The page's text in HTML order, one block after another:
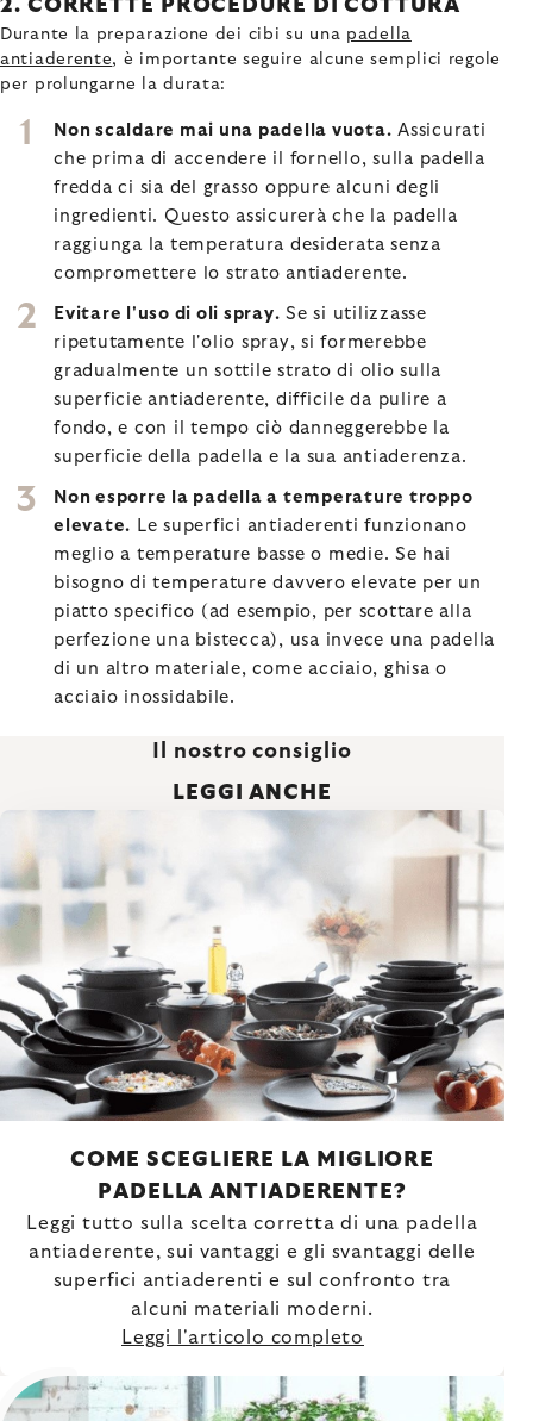
2. CORRETTE PROCEDURE DI COTTURA
Durante la preparazione dei cibi su una padella
antiaderente, è importante seguire alcune semplici regole
per prolungarne la durata:
Non scaldare mai una padella vuota. Assicurati
che prima di accendere il fornello, sulla padella
fredda ci sia del grasso oppure alcuni degli
ingredienti. Questo assicurerà che la padella
raggiunga la temperatura desiderata senza
compromettere lo strato antiaderente.
Evitare l'uso di oli spray. Se si utilizzasse
ripetutamente l'olio spray, si formerebbe
gradualmente un sottile strato di olio sulla
superficie antiaderente, difficile da pulire a
fondo, e con il tempo ciò danneggerebbe la
superficie della padella e la sua antiaderenza.
Non esporre la padella a temperature troppo
elevate. Le superfici antiaderenti funzionano
meglio a temperature basse o medie. Se hai
bisogno di temperature davvero elevate per un
piatto specifico (ad esempio, per scottare alla
perfezione una bistecca), usa invece una padella
di un altro materiale, come acciaio, ghisa o
acciaio inossidabile.
Il nostro consiglio
LEGGI ANCHE
COME SCEGLIERE LA MIGLIORE
PADELLA ANTIADERENTE?
Leggi tutto sulla scelta corretta di una padella
antiaderente, sui vantaggi e gli svantaggi delle
superfici antiaderenti e sul confronto tra
alcuni materiali moderni.
Leggi l'articolo completo